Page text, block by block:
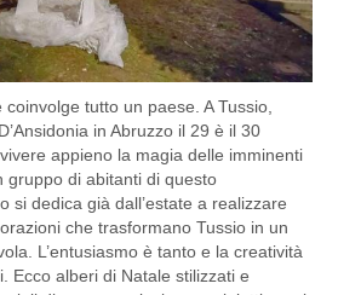
tutto un paese. A Tussio,
in Abruzzo il 29 è il 30
appieno la magia delle imminenti
gruppo di abitanti di questo
si dedica già dall’estate a realizzare
che trasformano Tussio in un
L’entusiasmo è tanto e la creatività
Ecco alberi di Natale stilizzati e